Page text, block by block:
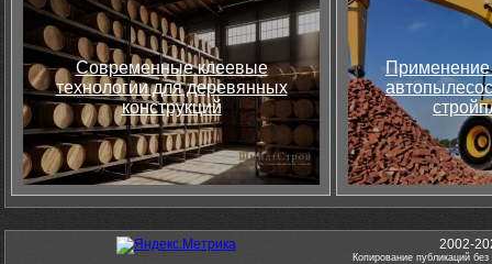
Современные клеевые
технологии для деревянных
конструкций
Применение
2002-
Копирование публикаций